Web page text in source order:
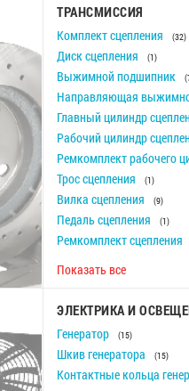
ТРАНСМИССИЯ
Комплект сцепления (32)
Диск сцепления (1)
Выжимной подшипник
Направляющая
Главный цилиндр
Рабочий цилиндр
Ремкомплект рабочего
Трос сцепления (1)
Вилка сцепления (9)
Педаль сцепления (1)
Ремкомплект сцепления
Показать все
ЭЛЕКТРИКА И
Генератор (15)
Шкив генератора (15)
Контактные кольца